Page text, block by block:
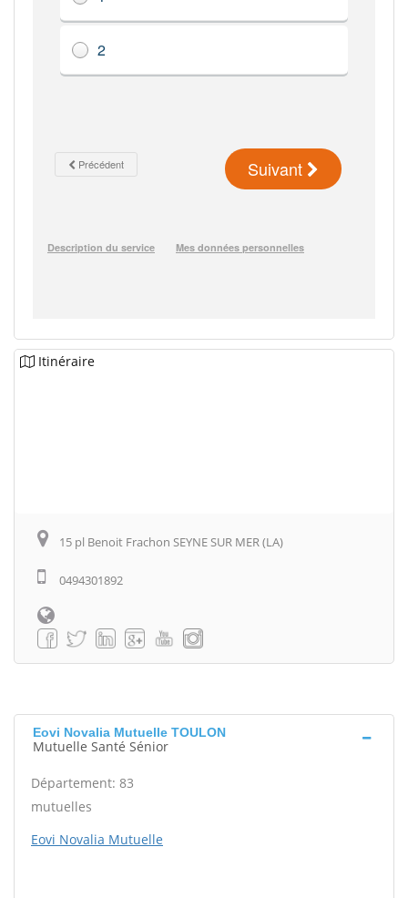
Itinéraire
15 pl Benoit Frachon SEYNE SUR MER (LA)
0494301892
Eovi Novalia Mutuelle TOULON
Mutuelle Santé Sénior
Département: 83
mutuelles
Eovi Novalia Mutuelle